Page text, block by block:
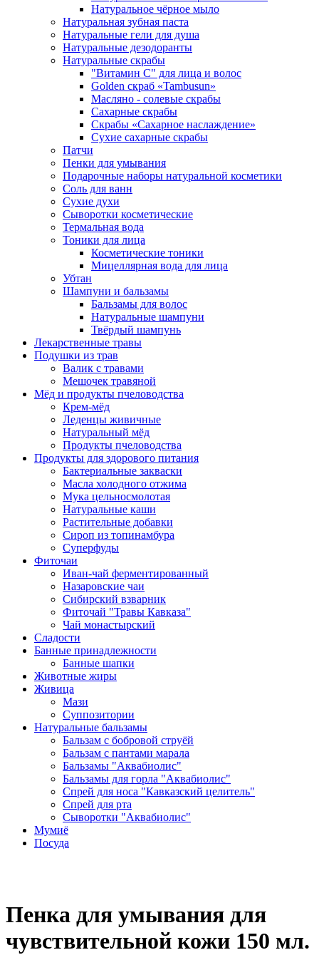
Натуральное чёрное мыло
Натуральная зубная паста
Натуральные гели для душа
Натуральные дезодоранты
Натуральные скрабы
"Витамин С" для лица и волос
Golden скраб «Tambusun»
Масляно - солевые скрабы
Сахарные скрабы
Скрабы «Сахарное наслаждение»
Сухие сахарные скрабы
Патчи
Пенки для умывания
Подарочные наборы натуральной косметики
Соль для ванн
Сухие духи
Сыворотки косметические
Термальная вода
Тоники для лица
Косметические тоники
Мицеллярная вода для лица
Убтан
Шампуни и бальзамы
Бальзамы для волос
Натуральные шампуни
Твёрдый шампунь
Лекарственные травы
Подушки из трав
Валик с травами
Мешочек травяной
Мёд и продукты пчеловодства
Крем-мёд
Леденцы живичные
Натуральный мёд
Продукты пчеловодства
Продукты для здорового питания
Бактериальные закваски
Масла холодного отжима
Мука цельносмолотая
Натуральные каши
Растительные добавки
Сироп из топинамбура
Суперфуды
Фиточаи
Иван-чай ферментированный
Назаровские чаи
Сибирский взварник
Фиточай "Травы Кавказа"
Чай монастырский
Сладости
Банные принадлежности
Банные шапки
Животные жиры
Живица
Мази
Суппозитории
Натуральные бальзамы
Бальзам с бобровой струёй
Бальзам с пантами марала
Бальзамы "Аквабиолис"
Бальзамы для горла "Аквабиолис"
Спрей для носа "Кавказский целитель"
Спрей для рта
Сыворотки "Аквабиолис"
Мумиё
Посуда
Пенка для умывания для
чувствительной кожи 150 мл.